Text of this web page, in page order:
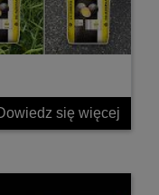
się więcej